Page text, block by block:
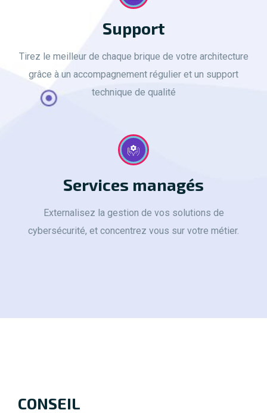
Support
Tirez le meilleur de chaque brique de votre architecture
grâce à un accompagnement régulier et un support
technique de qualité
Services managés
Externalisez la gestion de vos solutions de
cybersécurité, et concentrez vous sur votre métier.
CONSEIL